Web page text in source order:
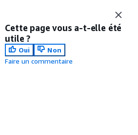
Cette page vous a-t-elle été
utile ?
Oui
Non
Faire un commentaire